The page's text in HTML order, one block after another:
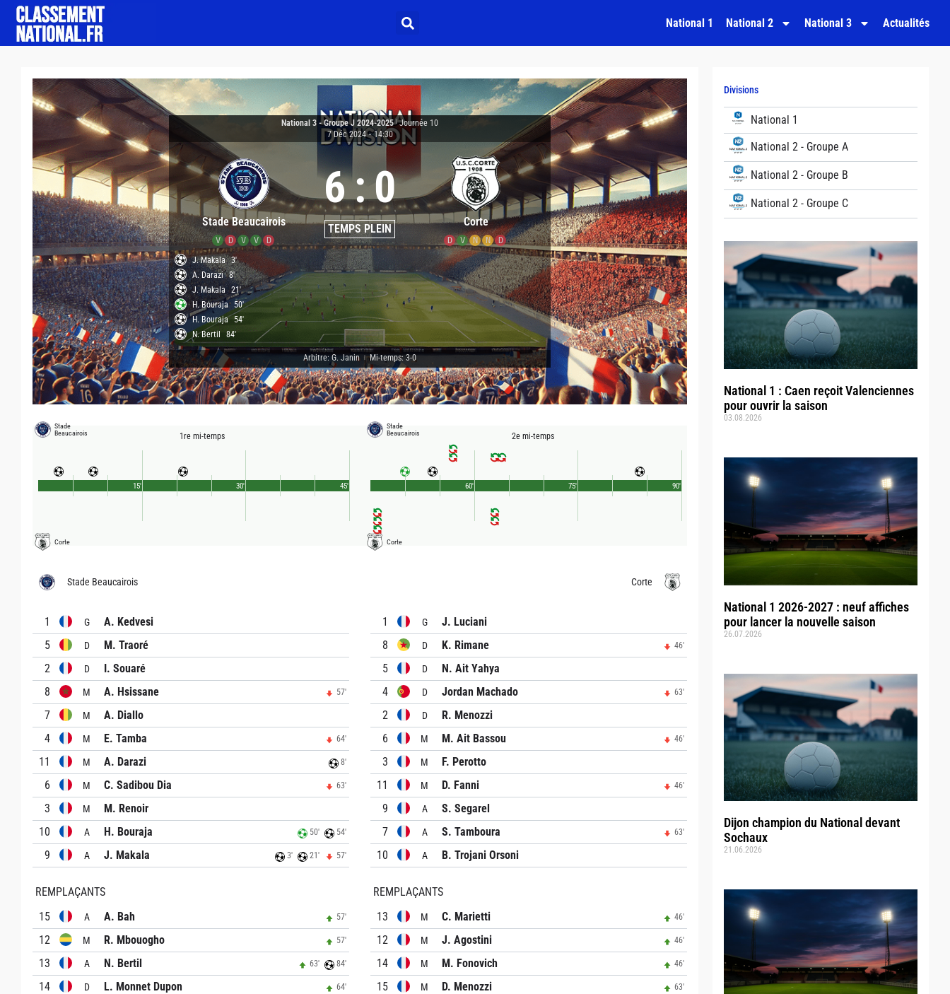
National 1 National 2 National 3 Actualités
Divisions
National 1
National 2 - Groupe A
National 2 - Groupe B
National 2 - Groupe C
National 1 : Caen reçoit Valenciennes
pour ouvrir la saison
03.08.2026
National 1 2026-2027 : neuf affiches
pour lancer la nouvelle saison
26.07.2026
Dijon champion du National devant
Sochaux
21.06.2026
National 3 - Groupe J 2024-2025 Journée 10
7 Déc 2024 - 14:30
Stade Beaucairois
V D V V D
6:0
TEMPS PLEIN Corte
D V N N
D
J. Makala 3'
A. Darazi
8'
J. Makala
21'
H. Bouraja 50'
H. Bouraja
54'
N. Bertil
84'
Arbitre: G. Janin | Mi-temps: 3-0
Stade
Beaucairois
1re mi-temps
Corte
45'
15' 30'
Stade
Beaucairois
2e mi-temps
Corte
90'
60' 75'
Stade Beaucairois
1 G
A. Kedvesi
5
D
M. Traoré
2
D
I. Souaré
8
M A. Hsissane 57'
7 M
A. Diallo
4
M E. Tamba 64'
11 M A. Darazi 8'
6 M C. Sadibou Dia 63'
3 M
M. Renoir
10
A H. Bouraja 50' 54'
9 A J. Makala 3' 21' 57'
REMPLAÇANTS
15
A A. Bah 57'
12 M R. Mbouogho 57'
13 A N. Bertil 63' 84'
14 D L. Monnet Dupon 64'
Corte
1 G
J. Luciani
8
D K. Rimane 46'
5 D
N. Ait Yahya
4
D Jordan Machado 63'
2 D
R. Menozzi
6
M M. Ait Bassou 46'
3 M
F. Perotto
11
M D. Fanni 46'
9 A
S. Segarel
7
A S. Tamboura 63'
10 A B. Trojani Orsoni
REMPLAÇANTS
13
M C. Marietti 46'
12 M J. Agostini 46'
14 M M. Fonovich 46'
15 M D. Menozzi 63'